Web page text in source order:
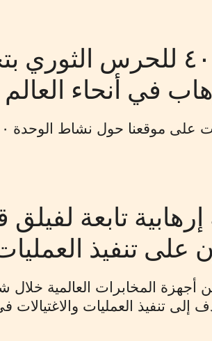
تقوم الوحدة ٤٠٠
في أنحاء العالم
نشاط الوحدة ٤٠٠ التابعة لفيلق القدس للحرس الثوري...
تابعة
على تنفيذ
أجهزة المخابرات العالمية
إلى تنفيذ العمليات